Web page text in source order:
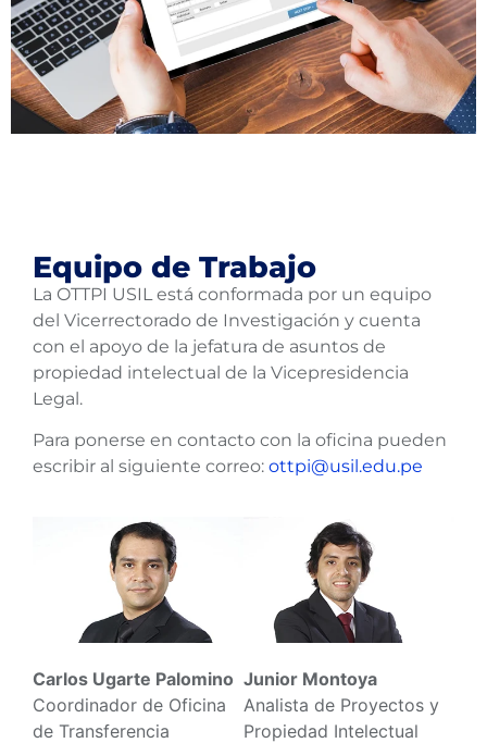
Equipo de Trabajo
La OTTPI USIL está conformada por un equipo
del Vicerrectorado de Investigación y cuenta
con el apoyo de la jefatura de asuntos de
propiedad intelectual de la Vicepresidencia
Legal.
Para ponerse en contacto con la oficina pueden
escribir al siguiente correo: ottpi@usil.edu.pe
Carlos Ugarte Palomino
Coordinador de Oficina
de Transferencia
Junior Montoya
Analista de Proyectos y
Propiedad Intelectual